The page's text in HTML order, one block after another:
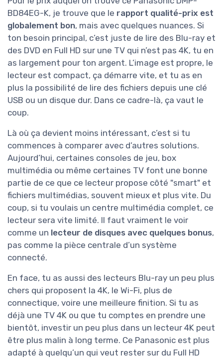
BD84EG-K, je trouve que le rapport qualité-prix est
globalement bon, mais avec quelques nuances. Si
ton besoin principal, c’est juste de lire des Blu-ray et
des DVD en Full HD sur une TV qui n’est pas 4K, tu en
as largement pour ton argent. L’image est propre, le
lecteur est compact, ça démarre vite, et tu as en
plus la possibilité de lire des fichiers depuis une clé
USB ou un disque dur. Dans ce cadre-là, ça vaut le
coup.
Là où ça devient moins intéressant, c’est si tu
commences à comparer avec d’autres solutions.
Aujourd’hui, certaines consoles de jeu, box
multimédia ou même certaines TV font une bonne
partie de ce que ce lecteur propose côté "smart" et
fichiers multimédias, souvent mieux et plus vite. Du
coup, si tu voulais un centre multimédia complet, ce
lecteur sera vite limité. Il faut vraiment le voir
comme un lecteur de disques avec quelques bonus,
pas comme la pièce centrale d’un système
connecté.
En face, tu as aussi des lecteurs Blu-ray un peu plus
chers qui proposent la 4K, le Wi-Fi, plus de
connectique, voire une meilleure finition. Si tu as
déjà une TV 4K ou que tu comptes en prendre une
bientôt, investir un peu plus dans un lecteur 4K peut
être plus malin à long terme. Ce Panasonic est plus
adapté à quelqu’un qui veut rester sur du Full HD